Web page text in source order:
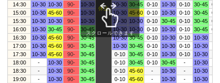
休止
14:30
10-30 10-30 90- 10-30 10-30 30-45 0-10 10-30 0-10 30-45
0-
15:00
10-30 45-60 90- 10-30 10-30 45-60 0-10 10-30 0-10 30-45
0-
15:30
10-30 10-30 90- 10-30 10-30 10-30 0-10 30-45 0-10 30-45
0-
16:00
10-30 30-45 90- 30-45 10-30 10-30 0-10 10-30 0-10 30-45
0-
16:30
10-30 45-60 90- 30-45 10-30 30-45 0-10 10-30 0-10 10-30
17:00
10-30 45-60 90- 30-45 10-30 30-45 0-10 10-30 0-10 10-30
17:30
10-30 45-60 90- 30-45 0-10 30-45 0-10 10-30 0-10 10-30
18:00
- 10-30 90- 30-45 0-10 30-45 0-10 30-45 - 10-30
18:30
- 10-30 90- 30-45 0-10 45-60 - 10-30 - 10-30
19:00
- 10-30 90- 30-45 0-10 45-60 - 10-30 - 10-30
スクロールできます